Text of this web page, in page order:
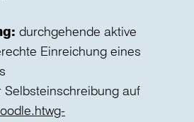
durchgehende aktive
Einreichung eines
Selbsteinschreibung auf